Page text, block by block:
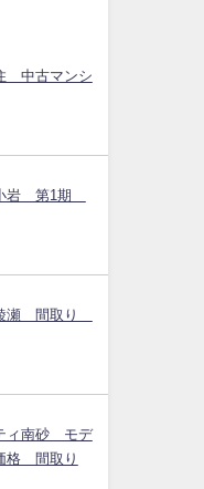
中古マンシ
小岩 第1期
瀬 間取り
ィ南砂 モデ
格 間取り